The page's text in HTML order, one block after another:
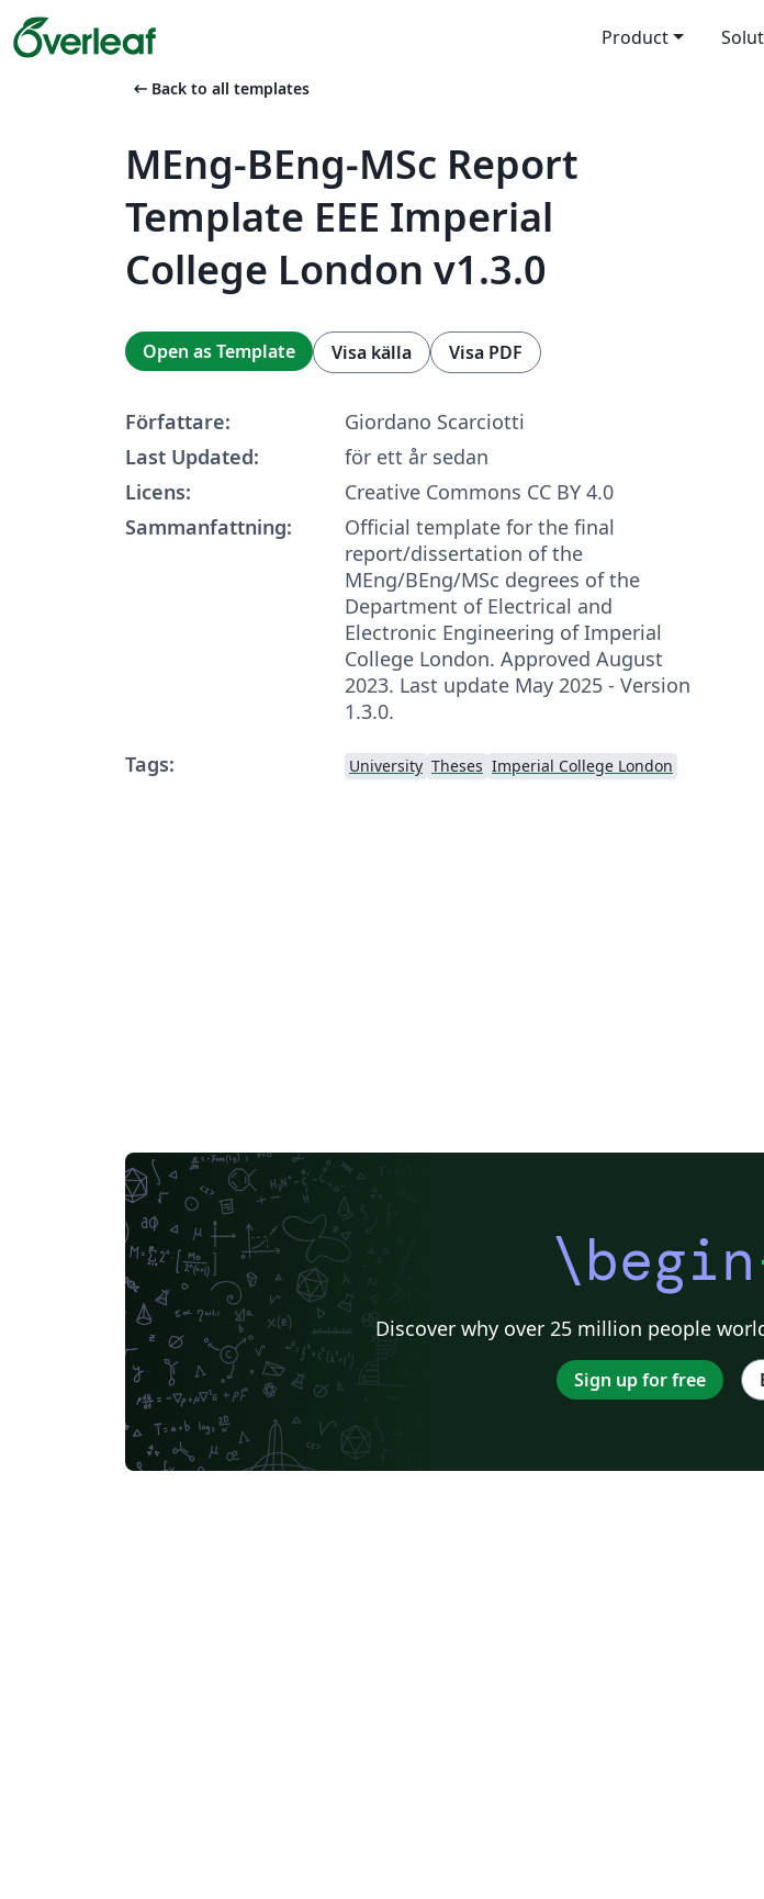
Product
arrow_left_alt Back to all templates
MEng-BEng-MSc Report
Template EEE Imperial
College London v1.3.0
Open as Template Visa källa Visa PDF
Författare:
Giordano Scarciotti
Last Updated:
för ett år sedan
Licens:
Creative Commons CC BY 4.0
Sammanfattning:
Official template for the final
report/dissertation of the
MEng/BEng/MSc degrees of the
Department of Electrical and
Electronic Engineering of Imperial
College London. Approved August
2023. Last update May 2025 - Version
1.3.0.
Tags:
University Theses Imperial College London
\begin
Discover why over 25 million people
Sign up for free